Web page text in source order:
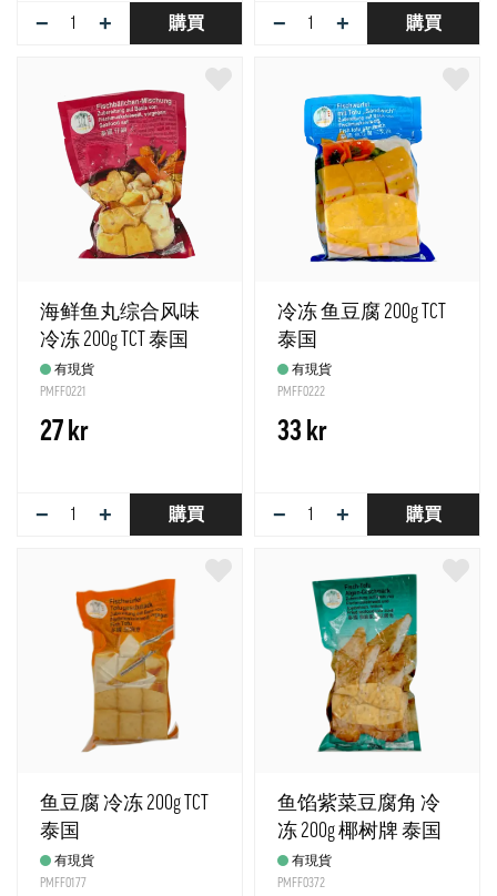
− + 購買 − + 購買
海鲜鱼丸综合风味
冷冻 200g TCT 泰国
有現貨
PMFF0221
27 kr
− + 購買
冷冻 鱼豆腐 200g TCT
泰国
有現貨
PMFF0222
33 kr
− + 購買
鱼豆腐 冷冻 200g TCT
泰国
有現貨
PMFF0177
鱼馅紫菜豆腐角 冷
冻 200g 椰树牌 泰国
有現貨
PMFF0372